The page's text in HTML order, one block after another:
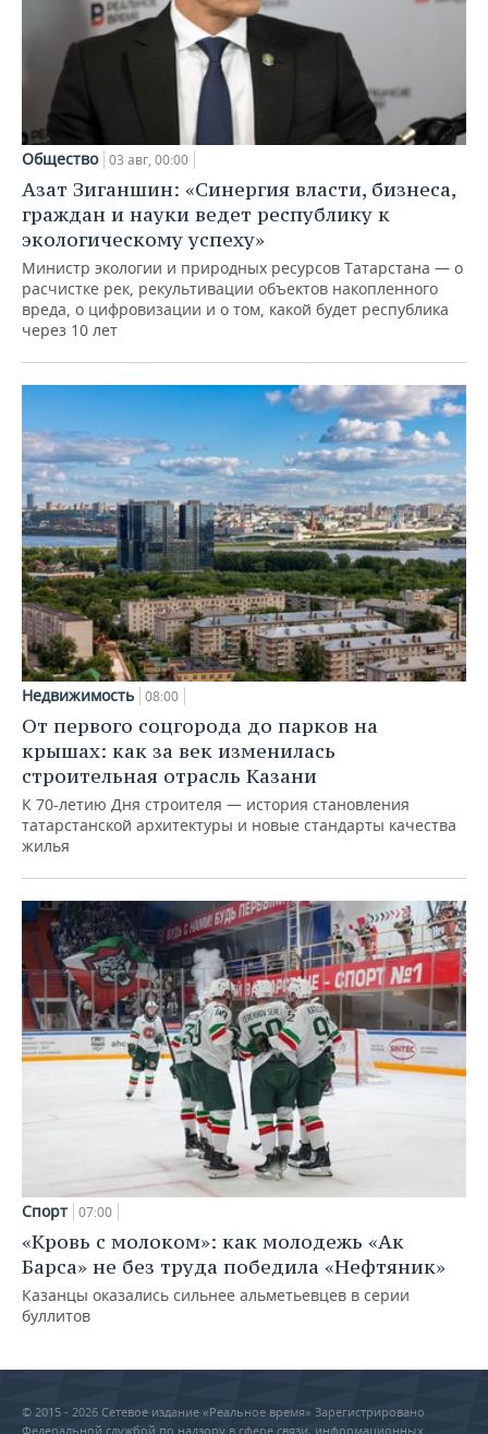
Общество 03 авг, 00:00
Азат Зиганшин: «Синергия власти, бизнеса,
граждан и науки ведет республику к
экологическому успеху»
Министр экологии и природных ресурсов Татарстана — о
расчистке рек, рекультивации объектов накопленного
вреда, о цифровизации и о том, какой будет республика
через 10 лет
Недвижимость 08:00
От первого соцгорода до парков на
крышах: как за век изменилась
строительная отрасль Казани
К 70-летию Дня строителя — история становления
татарстанской архитектуры и новые стандарты качества
жилья
Спорт 07:00
«Кровь с молоком»: как молодежь «Ак
Барса» не без труда победила «Нефтяник»
Казанцы оказались сильнее альметьевцев в серии
буллитов
© 2015 - 2026 Сетевое издание «Реальное время» Зарегистрировано
Федеральной службой по надзору в сфере связи, информационных